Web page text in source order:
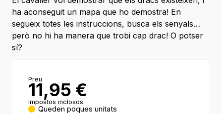
ha aconseguit un mapa que ho demostra! En
segueix totes les instruccions, busca els senyals…
però no hi ha manera que trobi cap drac! O potser
sí?
Preu
11,95 €
Impostos inclosos
Queden poques unitats